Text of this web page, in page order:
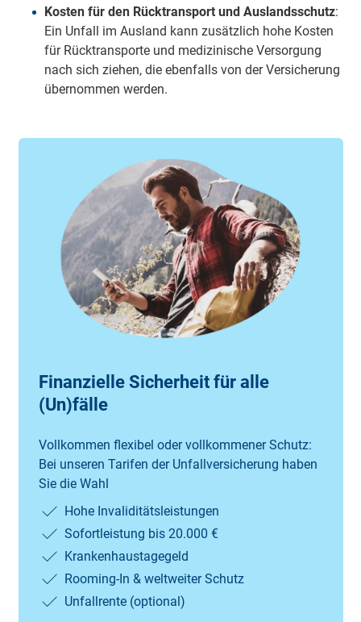
Kosten für den Rücktransport und Auslandsschutz:
Ein Unfall im Ausland kann zusätzlich hohe Kosten
für Rücktransporte und medizinische Versorgung
nach sich ziehen, die ebenfalls von der Versicherung
übernommen werden.
Finanzielle Sicherheit für alle
(Un)fälle
Vollkommen flexibel oder vollkommener Schutz:
Bei unseren Tarifen der Unfallversicherung haben
Sie die Wahl
Hohe Invaliditätsleistungen
Sofortleistung bis 20.000 €
Krankenhaustagegeld
Rooming-In & weltweiter Schutz
Unfallrente (optional)